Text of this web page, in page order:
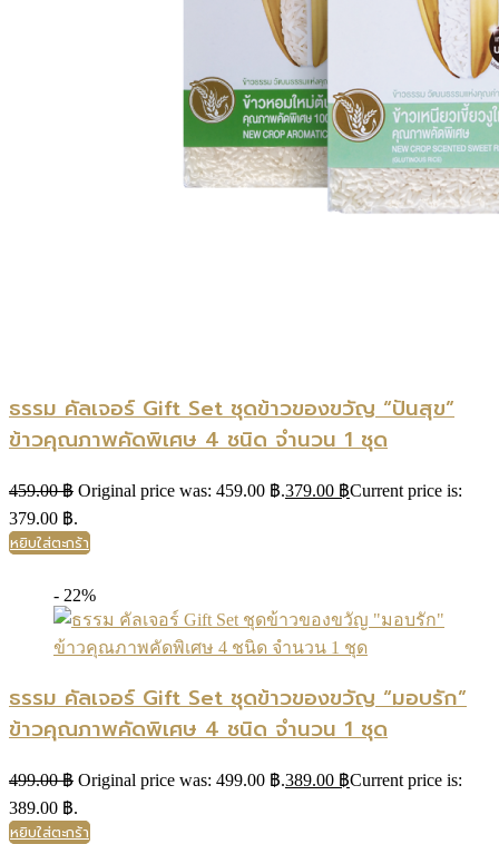
ธรรม คัลเจอร์ Gift Set ชุดข้าวของขวัญ “ปันสุข”
ข้าวคุณภาพคัดพิเศษ 4 ชนิด จำนวน 1 ชุด
459.00฿ Original price was: 459.00 ฿.379.00 ฿Current price is:
379.00 ฿.
หยิบใส่ตะกร้า
- 22%
ธรรม คัลเจอร์ Gift Set ชุดข้าวของขวัญ “มอบรัก”
ข้าวคุณภาพคัดพิเศษ 4 ชนิด จำนวน 1 ชุด
499.00฿ Original price was: 499.00 ฿.389.00 ฿Current price is:
389.00 ฿.
หยิบใส่ตะกร้า